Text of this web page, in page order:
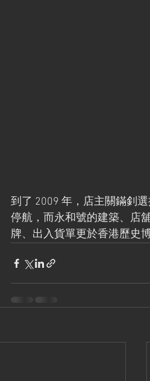
到了 2009 年，店主關鏋釗
停航，而永和號的建築、店
牌、出入貨單更於香港歷史